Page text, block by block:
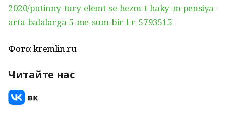
2020/putinny-tury-elemt-se-hezm-t-haky-m-pensiya-
arta-balalarga-5-me-sum-bir-l-r-5793515
Фото: kremlin.ru
Читайте нас